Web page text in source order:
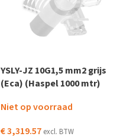
YSLY-JZ 10G1,5 mm2 grijs
(Eca) (Haspel 1000 mtr)
Niet op voorraad
€3,319.57 excl. BTW